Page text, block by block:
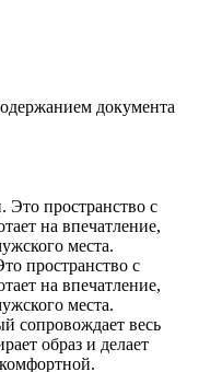
документа
пространство с
на впечатление,
места.